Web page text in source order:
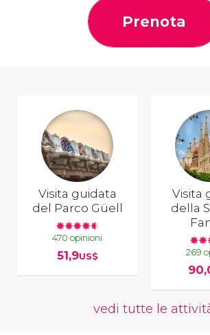
Prenota
Visita guidata
del Parco Güell
470 opinioni
51,9US$
Visita
della
269
vedi tutte le